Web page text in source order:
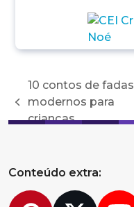
previous
post:
10 contos de fadas
modernos para
crianças
Conteúdo extra: